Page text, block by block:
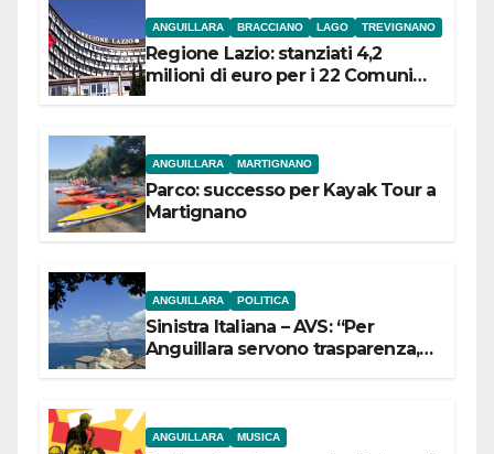
ANGUILLARA BRACCIANO LAGO TREVIGNANO
Regione Lazio: stanziati 4,2
milioni di euro per i 22 Comuni
ANGUILLARA MARTIGNANO
Parco: successo per Kayak Tour a
Martignano
ANGUILLARA POLITICA
Sinistra Italiana – AVS: “Per
Anguillara servono trasparenza,
ANGUILLARA MUSICA